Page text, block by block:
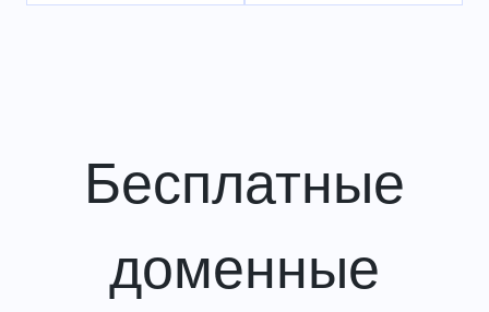
Бесплатные
доменные